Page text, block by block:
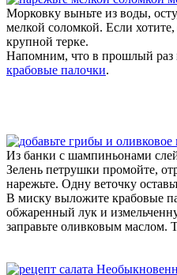
Морковку выньте из воды,
мелкой соломкой. Если
крупной терке.
Напомним, что в прошлый раз
крабовые палочки.
Из банки с шампиньонами
Зелень петрушки промойте,
нарежьте. Одну веточку
В миску выложите крабовые
обжаренный лук и
заправьте оливковым маслом.